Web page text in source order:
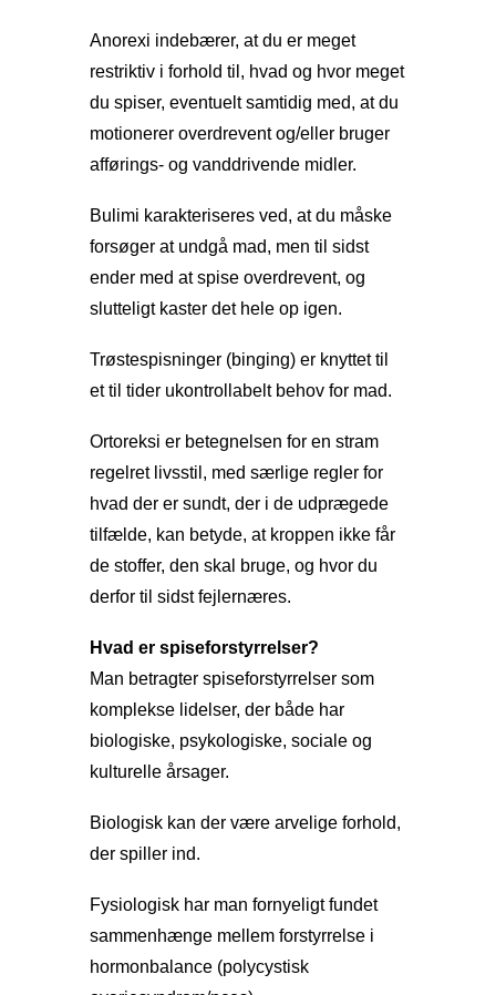
Anorexi indebærer, at du er meget
restriktiv i forhold til, hvad og hvor meget
du spiser, eventuelt samtidig med, at du
motionerer overdrevent og/eller bruger
afførings- og vanddrivende midler.
Bulimi karakteriseres ved, at du måske
forsøger at undgå mad, men til sidst
ender med at spise overdrevent, og
slutteligt kaster det hele op igen.
Trøstespisninger (binging) er knyttet til
et til tider ukontrollabelt behov for mad.
Ortoreksi er betegnelsen for en stram
regelret livsstil, med særlige regler for
hvad der er sundt, der i de udprægede
tilfælde, kan betyde, at kroppen ikke får
de stoffer, den skal bruge, og hvor du
derfor til sidst fejlernæres.
Hvad er spiseforstyrrelser?
Man betragter spiseforstyrrelser som
komplekse lidelser, der både har
biologiske, psykologiske, sociale og
kulturelle årsager.
Biologisk kan der være arvelige forhold,
der spiller ind.
Fysiologisk har man fornyeligt fundet
sammenhænge mellem forstyrrelse i
hormonbalance (polycystisk